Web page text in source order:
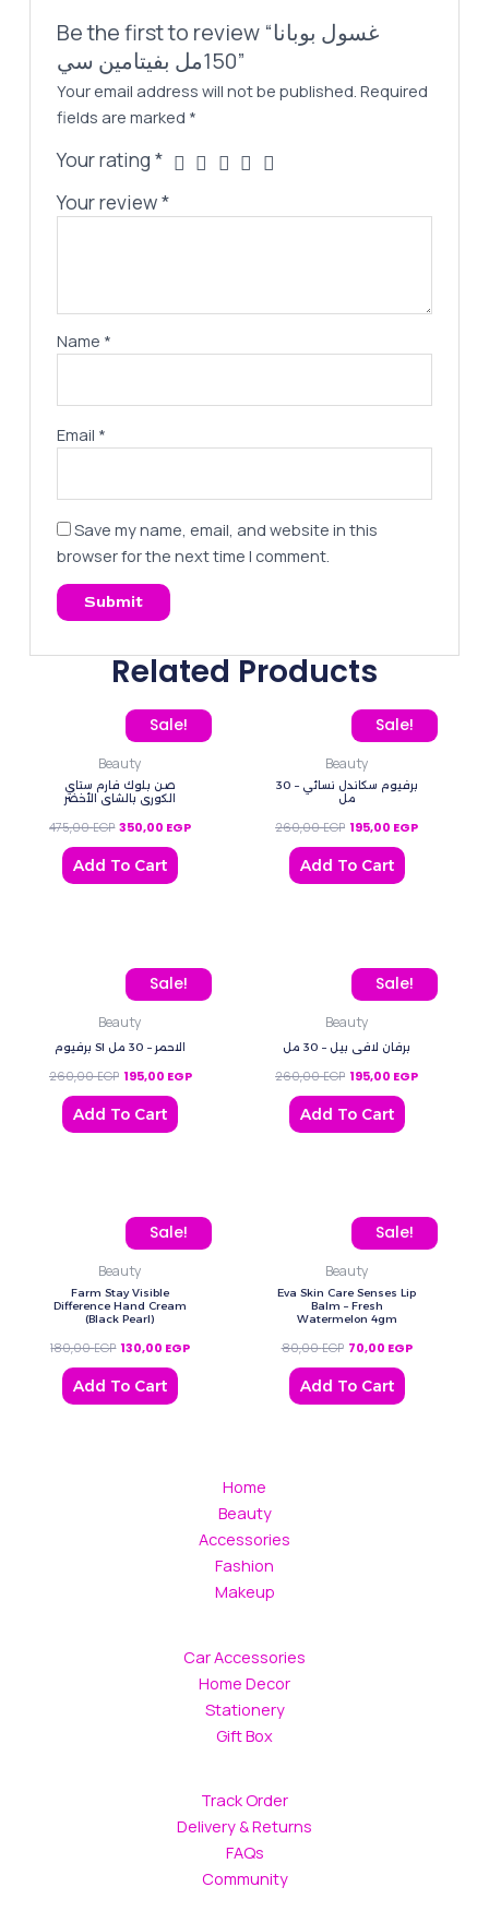
Be the first to review “غسول بوبانا
150مل بفيتامين سي”
Your email address will not be published. Required
fields are marked *
Your rating*
Your review*
Name *
Email *
Save my name, email, and website in this
browser for the next time I comment.
Related Products
Sale!
Beauty
صن بلوك فارم ستاي
الكوري ‌بالشاي الأخضر
475,00EGP
Original price was: 475,00 EGP.
350,00 EGP
Current price is: 350,00 EGP.
Add To Cart
Sale!
Beauty
برفيوم سكاندل نسائي – 30
مل
260,00EGP
Original price was:
195,00 EGP
Current
Add To Cart
Sale!
Beauty
برفيوم SI الاحمر – 30 مل
260,00EGP
Original price was: 260,00 EGP.
195,00 EGP
Current price is: 195,00 EGP.
Add To Cart
Sale!
Beauty
برفان لافي بيل – 30 مل
260,00EGP
Original price was:
195,00 EGP
Current
Add To Cart
Sale!
Beauty
Farm Stay Visible
Difference Hand Cream
(Black Pearl)
180,00EGP
Original price was: 180,00 EGP.
130,00 EGP
Current price is: 130,00 EGP.
Add To Cart
Sale!
Beauty
Eva Skin Care Senses Lip
Balm – Fresh
Watermelon 4gm
80,00EGP
Original price was:
70,00 EGP
Current price
Add To Cart
Home
Beauty
Accessories
Fashion
Makeup
Car Accessories
Home Decor
Stationery
Gift Box
Track Order
Delivery & Returns
FAQs
Community